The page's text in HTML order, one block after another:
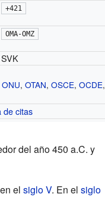
+421
OMA-OMZ
SVK
ONU,OTAN,OSCE,OCDE,
de citas
del año 450 a.C. y
el siglo V. En el siglo